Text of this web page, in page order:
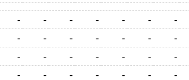
- - - - - - -
- - - - - - -
- - - - - - -
- - - - - - -